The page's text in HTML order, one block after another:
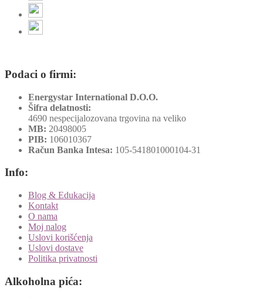
Podaci o firmi:
Energystar International D.O.O.
Šifra delatnosti:
4690 nespecijalozovana trgovina na veliko
MB: 20498005
PIB: 106010367
Račun Banka Intesa: 105-541801000104-31
Info:
Blog & Edukacija
Kontakt
O nama
Moj nalog
Uslovi korišćenja
Uslovi dostave
Politika privatnosti
Alkoholna pića: